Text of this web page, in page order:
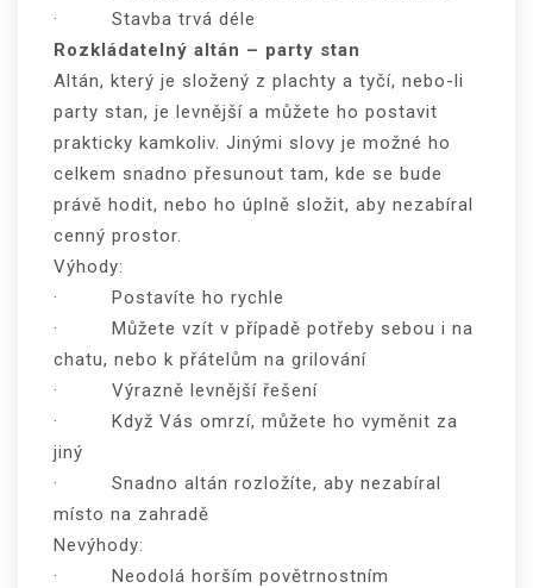
· Stavba trvá déle
Rozkládatelný altán – party stan
Altán, který je složený z plachty a tyčí, nebo-li
party stan, je levnější a můžete ho postavit
prakticky kamkoliv. Jinými slovy je možné ho
celkem snadno přesunout tam, kde se bude
právě hodit, nebo ho úplně složit, aby nezabíral
cenný prostor.
Výhody:
· Postavíte ho rychle
· Můžete vzít v případě potřeby sebou i na
chatu, nebo k přátelům na grilování
· Výrazně levnější řešení
· Když Vás omrzí, můžete ho vyměnit za
jiný
· Snadno altán rozložíte, aby nezabíral
místo na zahradě
Nevýhody:
· Neodolá horším povětrnostním